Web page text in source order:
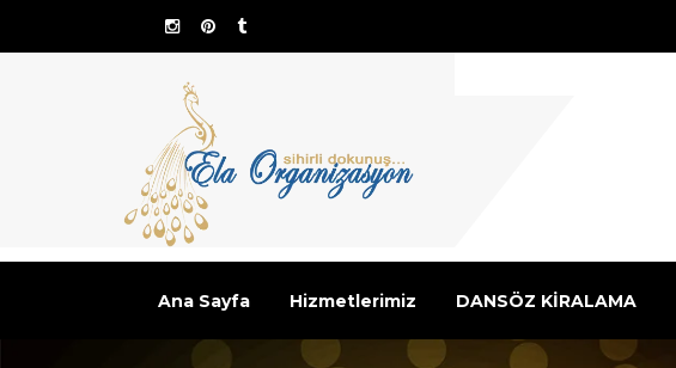
Ana Sayfa Hizmetlerimiz DANSÖZ KİRALAMA